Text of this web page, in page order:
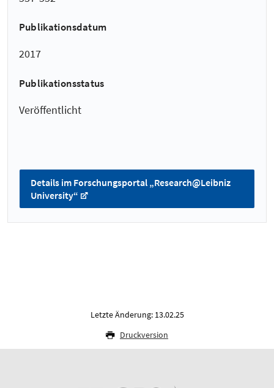
Publikationsdatum
2017
Publikationsstatus
Veröffentlicht
Details im Forschungsportal „Research@Leibniz
University“
Letzte Änderung: 13.02.25
Druckversion